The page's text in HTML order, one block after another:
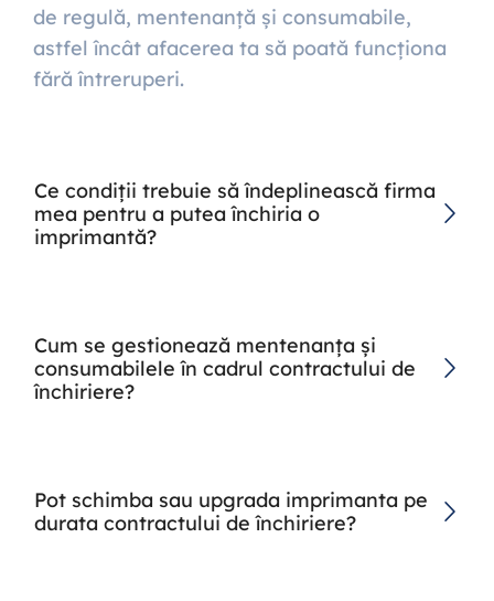
de regulă, mentenanță și consumabile,
astfel încât afacerea ta să poată funcționa
fără întreruperi.
Ce condiții trebuie să îndeplinească firma
mea pentru a putea închiria o
imprimantă?
Cum se gestionează mentenanța și
consumabilele în cadrul contractului de
închiriere?
Pot schimba sau upgrada imprimanta pe
durata contractului de închiriere?